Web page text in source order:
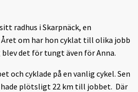
radhus i Skarpnäck, en
om har hon cyklat till olika jobb
blev det för tungt även för Anna.
och cyklade på en vanlig cykel. Sen
plötsligt 22 km till jobbet. Där